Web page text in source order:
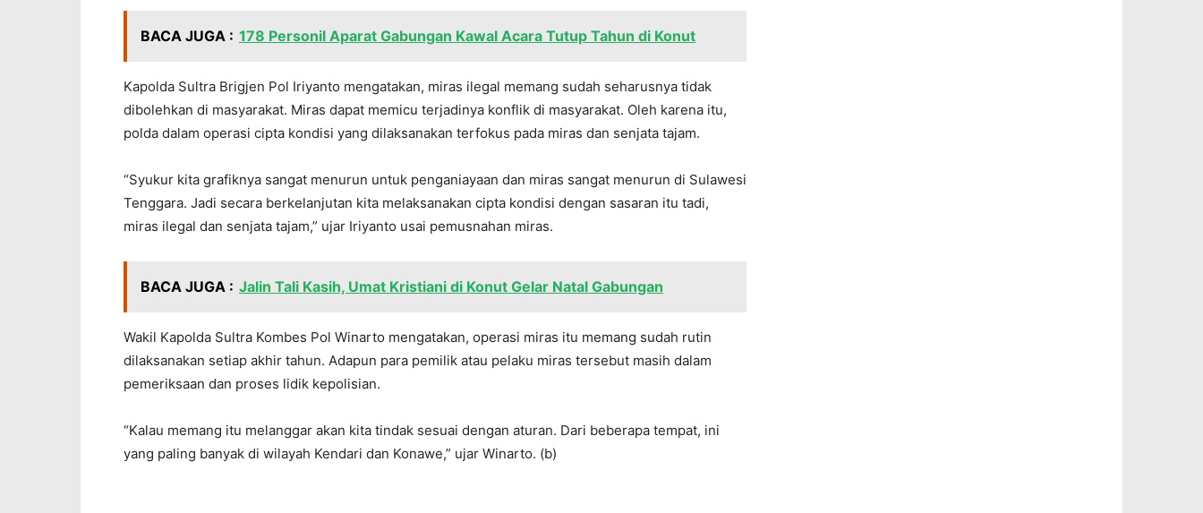
BACA JUGA : 178 Personil Aparat Gabungan Kawal Acara Tutup Tahun di Konut
Kapolda Sultra Brigjen Pol Iriyanto mengatakan, miras ilegal memang sudah seharusnya tidak
dibolehkan di masyarakat. Miras dapat memicu terjadinya konflik di masyarakat. Oleh karena itu,
polda dalam operasi cipta kondisi yang dilaksanakan terfokus pada miras dan senjata tajam.
“Syukur kita grafiknya sangat menurun untuk penganiayaan dan miras sangat menurun di Sulawesi
Tenggara. Jadi secara berkelanjutan kita melaksanakan cipta kondisi dengan sasaran itu tadi,
miras ilegal dan senjata tajam,” ujar Iriyanto usai pemusnahan miras.
BACA JUGA : Jalin Tali Kasih, Umat Kristiani di Konut Gelar Natal Gabungan
Wakil Kapolda Sultra Kombes Pol Winarto mengatakan, operasi miras itu memang sudah rutin
dilaksanakan setiap akhir tahun. Adapun para pemilik atau pelaku miras tersebut masih dalam
pemeriksaan dan proses lidik kepolisian.
“Kalau memang itu melanggar akan kita tindak sesuai dengan aturan. Dari beberapa tempat, ini
yang paling banyak di wilayah Kendari dan Konawe,” ujar Winarto. (b)